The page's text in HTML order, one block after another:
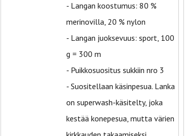
- Langan koostumus: 80 %
merinovilla, 20 % nylon
- Langan juoksevuus: sport, 100
g = 300 m
- Puikkosuositus sukkiin nro 3
- Suositellaan käsinpesua. Lanka
on superwash-käsitelty, joka
kestää konepesua, mutta värien